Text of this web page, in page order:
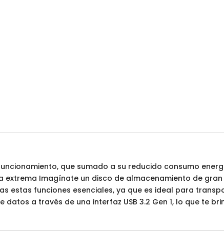
que sumado a su reducido consumo
extrema Imagínate un disco de almacenamiento de
estas funciones esenciales, ya que es ideal para
a través de una interfaz USB 3.2 Gen 1, lo que te